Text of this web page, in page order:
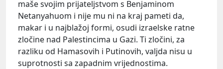
maše svojim prijateljstvom s Benjaminom
Netanyahuom i nije mu ni na kraj pameti da,
makar i u najblažoj formi, osudi izraelske ratne
zločine nad Palestincima u Gazi. Ti zločini, za
razliku od Hamasovih i Putinovih, valjda nisu u
suprotnosti sa zapadnim vrijednostima.